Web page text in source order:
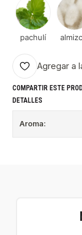
pachulí
Agregar a
COMPARTIR ESTE
DETALLES
Aroma: